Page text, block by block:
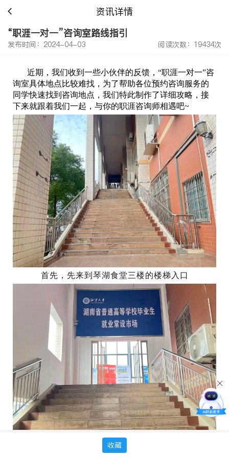
资讯详情
“职涯一对一”咨询室路线指引
发布时间：2024-04-03 阅读次数：19434次
近期，我们收到一些小伙伴的反馈，“职涯一对一”咨
询室具体地点比较难找，为了帮助各位预约咨询服务的
同学快速找到咨询地点，我们特此制作了详细攻略，接
下来就跟着我们一起，与你的职涯咨询师相遇吧~
首先，先来到琴湖食堂三楼的楼梯入口
接着拾阶而上，到达三楼入口
收藏